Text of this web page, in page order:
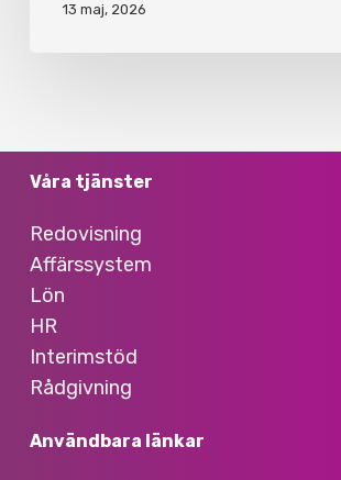
13 maj, 2026
Våra tjänster
Redovisning
Affärssystem
Lön
HR
Interimstöd
Rådgivning
Användbara länkar